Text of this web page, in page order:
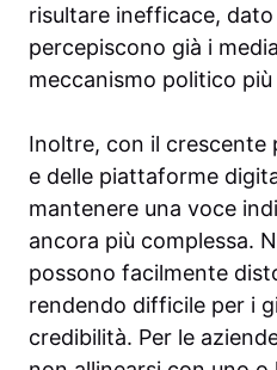
risultare inefficace,
percepiscono già i
meccanismo politico più
Inoltre, con il crescente
e delle piattaforme
mantenere una voce
ancora più complessa.
possono facilmente
rendendo difficile per i
credibilità. Per le